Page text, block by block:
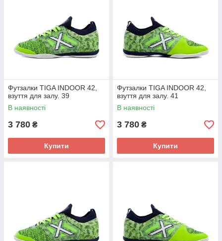
Футзалки TIGA INDOOR 42,
взуття для залу. 39
В наявності
3 780 ₴
Купити
Футзалки TIGA INDOOR 42,
взуття для залу. 41
В наявності
3 780 ₴
Купити